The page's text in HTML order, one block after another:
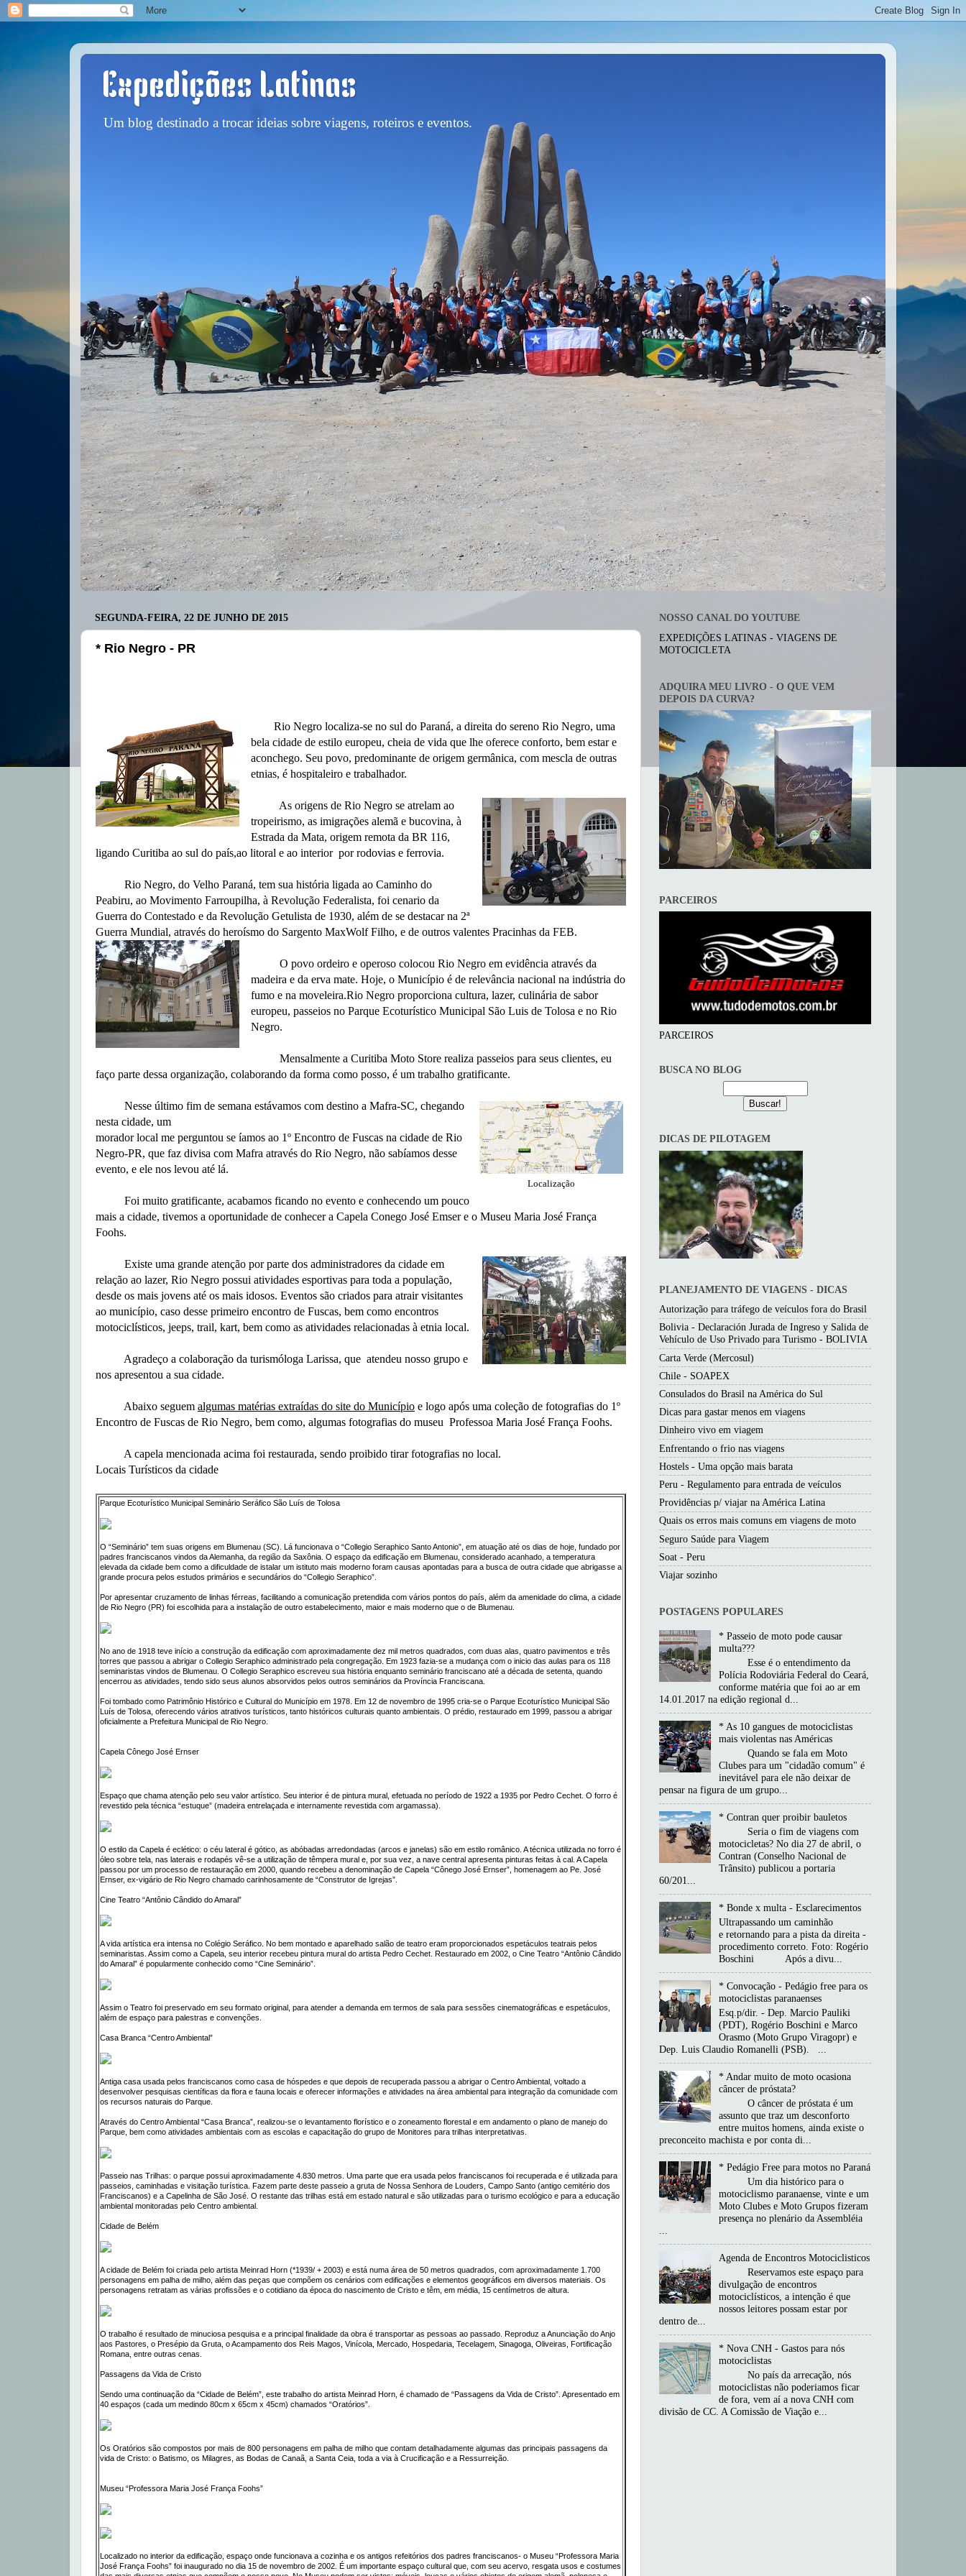
Expedições Latinas
Um blog destinado a trocar ideias sobre viagens, roteiros e eventos.
SEGUNDA-FEIRA, 22 DE JUNHO DE 2015
* Rio Negro - PR
Rio Negro localiza-se no sul do Paraná, a direita do sereno Rio Negro, uma
bela cidade de estilo europeu, cheia de vida que lhe oferece conforto, bem estar e
aconchego. Seu povo, predominante de origem germânica, com mescla de outras
etnias, é hospitaleiro e trabalhador.
As origens de Rio Negro se atrelam ao
tropeirismo, as imigrações alemã e bucovina, à
Estrada da Mata, origem remota da BR 116,
ligando Curitiba ao sul do país,ao litoral e ao interior por rodovias e ferrovia.
Rio Negro, do Velho Paraná, tem sua história ligada ao Caminho do
Peabiru, ao Movimento Farroupilha, à Revolução Federalista, foi cenario da
Guerra do Contestado e da Revolução Getulista de 1930, além de se destacar na 2ª
Guerra Mundial, através do heroísmo do Sargento MaxWolf Filho, e de outros valentes Pracinhas da FEB.
O povo ordeiro e operoso colocou Rio Negro em evidência através da
madeira e da erva mate. Hoje, o Município é de relevância nacional na indústria do
fumo e na moveleira.Rio Negro proporciona cultura, lazer, culinária de sabor
europeu, passeios no Parque Ecoturístico Municipal São Luis de Tolosa e no Rio
Negro.
Mensalmente a Curitiba Moto Store realiza passeios para seus clientes, eu
faço parte dessa organização, colaborando da forma como posso, é um trabalho gratificante.
Localização
Nesse último fim de semana estávamos com destino a Mafra-SC, chegando
nesta cidade, um
morador local me perguntou se íamos ao 1º Encontro de Fuscas na cidade de Rio
Negro-PR, que faz divisa com Mafra através do Rio Negro, não sabíamos desse
evento, e ele nos levou até lá.
Foi muito gratificante, acabamos ficando no evento e conhecendo um pouco
mais a cidade, tivemos a oportunidade de conhecer a Capela Conego José Emser e o Museu Maria José França
Foohs.
Existe uma grande atenção por parte dos administradores da cidade em
relação ao lazer, Rio Negro possui atividades esportivas para toda a população,
desde os mais jovens até os mais idosos. Eventos são criados para atrair visitantes
ao município, caso desse primeiro encontro de Fuscas, bem como encontros
motociclísticos, jeeps, trail, kart, bem como as atividades relacionadas à etnia local.
Agradeço a colaboração da turismóloga Larissa, que atendeu nosso grupo e
nos apresentou a sua cidade.
Abaixo seguem algumas matérias extraídas do site do Município e logo após uma coleção de fotografias do 1º
Encontro de Fuscas de Rio Negro, bem como, algumas fotografias do museu Professoa Maria José França Foohs.
A capela mencionada acima foi restaurada, sendo proibido tirar fotografias no local.
Locais Turísticos da cidade
Parque Ecoturístico Municipal Seminário Seráfico São Luís de Tolosa
O “Seminário” tem suas origens em Blumenau (SC). Lá funcionava o “Collegio Seraphico Santo Antonio”, em atuação até os dias de hoje, fundado por
padres franciscanos vindos da Alemanha, da região da Saxônia. O espaço da edificação em Blumenau, considerado acanhado, a temperatura
elevada da cidade bem como a dificuldade de istalar um istituto mais moderno foram causas apontadas para a busca de outra cidade que abrigasse a
grande procura pelos estudos primários e secundários do “Collegio Seraphico”.
Por apresentar cruzamento de linhas férreas, facilitando a comunicação pretendida com vários pontos do país, além da amenidade do clima, a cidade
de Rio Negro (PR) foi escolhida para a instalação de outro estabelecimento, maior e mais moderno que o de Blumenau.
No ano de 1918 teve início a construção da edificação com aproximadamente dez mil metros quadrados, com duas alas, quatro pavimentos e três
torres que passou a abrigar o Collegio Seraphico administrado pela congregação. Em 1923 fazia-se a mudança com o inicio das aulas para os 118
seminaristas vindos de Blumenau. O Collegio Seraphico escreveu sua história enquanto seminário franciscano até a década de setenta, quando
encerrou as atividades, tendo sido seus alunos absorvidos pelos outros seminários da Província Franciscana.
Foi tombado como Patrimônio Histórico e Cultural do Município em 1978. Em 12 de novembro de 1995 cria-se o Parque Ecoturístico Municipal São
Luís de Tolosa, oferecendo vários atrativos turísticos, tanto históricos culturais quanto ambientais. O prédio, restaurado em 1999, passou a abrigar
oficialmente a Prefeitura Municipal de Rio Negro.
Capela Cônego José Ernser
Espaço que chama atenção pelo seu valor artístico. Seu interior é de pintura mural, efetuada no período de 1922 a 1935 por Pedro Cechet. O forro é
revestido pela técnica “estuque” (madeira entrelaçada e internamente revestida com argamassa).
O estilo da Capela é eclético: o céu lateral é gótico, as abóbadas arredondadas (arcos e janelas) são em estilo românico. A técnica utilizada no forro é
óleo sobre tela, nas laterais e rodapés vê-se a utilização de têmpera mural e, por sua vez, a nave central apresenta pinturas feitas à cal. A Capela
passou por um processo de restauração em 2000, quando recebeu a denominação de Capela “Cônego José Ernser”, homenagem ao Pe. José
Ernser, ex-vigário de Rio Negro chamado carinhosamente de “Construtor de Igrejas”.
Cine Teatro “Antônio Cândido do Amaral”
A vida artística era intensa no Colégio Seráfico. No bem montado e aparelhado salão de teatro eram proporcionados espetáculos teatrais pelos
seminaristas. Assim como a Capela, seu interior recebeu pintura mural do artista Pedro Cechet. Restaurado em 2002, o Cine Teatro “Antônio Cândido
do Amaral” é popularmente conhecido como “Cine Seminário”.
Assim o Teatro foi preservado em seu formato original, para atender a demanda em termos de sala para sessões cinematográficas e espetáculos,
além de espaço para palestras e convenções.
Casa Branca “Centro Ambiental”
Antiga casa usada pelos franciscanos como casa de hóspedes e que depois de recuperada passou a abrigar o Centro Ambiental, voltado a
desenvolver pesquisas científicas da flora e fauna locais e oferecer informações e atividades na área ambiental para integração da comunidade com
os recursos naturais do Parque.
Através do Centro Ambiental “Casa Branca”, realizou-se o levantamento florístico e o zoneamento florestal e em andamento o plano de manejo do
Parque, bem como atividades ambientais com as escolas e capacitação do grupo de Monitores para trilhas interpretativas.
Passeio nas Trilhas: o parque possui aproximadamente 4.830 metros. Uma parte que era usada pelos franciscanos foi recuperada e é utilizada para
passeios, caminhadas e visitação turística. Fazem parte deste passeio a gruta de Nossa Senhora de Louders, Campo Santo (antigo cemitério dos
Franciscanos) e a Capelinha de São José. O restante das trilhas está em estado natural e são utilizadas para o turismo ecológico e para a educação
ambiental monitoradas pelo Centro ambiental.
Cidade de Belém
A cidade de Belém foi criada pelo artista Meinrad Horn (*1939/ + 2003) e está numa área de 50 metros quadrados, com aproximadamente 1.700
personagens em palha de milho, além das peças que compõem os cenários com edificações e elementos geográficos em diversos materiais. Os
personagens retratam as várias profissões e o cotidiano da época do nascimento de Cristo e têm, em média, 15 centímetros de altura.
O trabalho é resultado de minuciosa pesquisa e a principal finalidade da obra é transportar as pessoas ao passado. Reproduz a Anunciação do Anjo
aos Pastores, o Presépio da Gruta, o Acampamento dos Reis Magos, Vinícola, Mercado, Hospedaria, Tecelagem, Sinagoga, Oliveiras, Fortificação
Romana, entre outras cenas.
Passagens da Vida de Cristo
Sendo uma continuação da “Cidade de Belém”, este trabalho do artista Meinrad Horn, é chamado de “Passagens da Vida de Cristo”. Apresentado em
40 espaços (cada um medindo 80cm x 65cm x 45cm) chamados “Oratórios”.
Os Oratórios são compostos por mais de 800 personagens em palha de milho que contam detalhadamente algumas das principais passagens da
vida de Cristo: o Batismo, os Milagres, as Bodas de Canaã, a Santa Ceia, toda a via à Crucificação e a Ressurreição.
Museu “Professora Maria José França Foohs”
Localizado no interior da edificação, espaço onde funcionava a cozinha e os antigos refeitórios dos padres franciscanos- o Museu “Professora Maria
José França Foohs” foi inaugurado no dia 15 de novembro de 2002. É um importante espaço cultural que, com seu acervo, resgata usos e costumes
NOSSO CANAL DO YOUTUBE
EXPEDIÇÕES LATINAS - VIAGENS DE
MOTOCICLETA
ADQUIRA MEU LIVRO - O QUE VEM
DEPOIS DA CURVA?
PARCEIROS
PARCEIROS
BUSCA NO BLOG
DICAS DE PILOTAGEM
PLANEJAMENTO DE VIAGENS - DICAS
Autorização para tráfego de veículos fora do Brasil
Bolivia - Declaración Jurada de Ingreso y Salida de
Vehículo de Uso Privado para Turismo - BOLIVIA
Carta Verde (Mercosul)
Chile - SOAPEX
Consulados do Brasil na América do Sul
Dicas para gastar menos em viagens
Dinheiro vivo em viagem
Enfrentando o frio nas viagens
Hostels - Uma opção mais barata
Peru - Regulamento para entrada de veículos
Providências p/ viajar na América Latina
Quais os erros mais comuns em viagens de moto
Seguro Saúde para Viagem
Soat - Peru
Viajar sozinho
POSTAGENS POPULARES
* Passeio de moto pode causar
multa???
Esse é o entendimento da
Polícia Rodoviária Federal do Ceará,
conforme matéria que foi ao ar em
14.01.2017 na edição regional d...
* As 10 gangues de motociclistas
mais violentas nas Américas
Quando se fala em Moto
Clubes para um "cidadão comum" é
inevitável para ele não deixar de
pensar na figura de um grupo...
* Contran quer proibir bauletos
Seria o fim de viagens com
motocicletas? No dia 27 de abril, o
Contran (Conselho Nacional de
Trânsito) publicou a portaria
60/201...
* Bonde x multa - Esclarecimentos
Ultrapassando um caminhão
e retornando para a pista da direita -
procedimento correto. Foto: Rogério
Boschini Após a divu...
* Convocação - Pedágio free para os
motociclistas paranaenses
Esq.p/dir. - Dep. Marcio Pauliki
(PDT), Rogério Boschini e Marco
Orasmo (Moto Grupo Viragopr) e
Dep. Luis Claudio Romanelli (PSB). ...
* Andar muito de moto ocasiona
câncer de próstata?
O câncer de próstata é um
assunto que traz um desconforto
entre muitos homens, ainda existe o
preconceito machista e por conta di...
* Pedágio Free para motos no Paraná
Um dia histórico para o
motociclismo paranaense, vinte e um
Moto Clubes e Moto Grupos fizeram
presença no plenário da Assembléia
Agenda de Encontros Motociclisticos
Reservamos este espaço para
divulgação de encontros
motociclísticos, a intenção é que
nossos leitores possam estar por
dentro de...
* Nova CNH - Gastos para nós
motociclistas
No país da arrecação, nós
motociclistas não poderiamos ficar
de fora, vem aí a nova CNH com
divisão de CC. A Comissão de Viação e...